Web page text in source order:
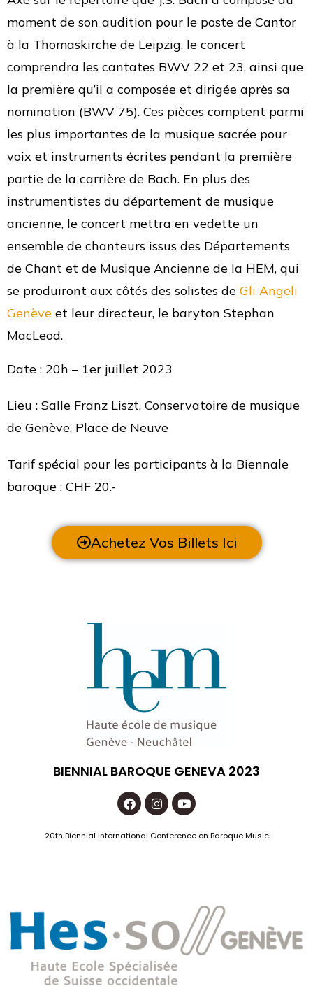
moment de son audition pour le poste de Cantor
à la Thomaskirche de Leipzig, le concert
comprendra les cantates BWV 22 et 23, ainsi que
la première qu’il a composée et dirigée après sa
nomination (BWV 75). Ces pièces comptent parmi
les plus importantes de la musique sacrée pour
voix et instruments écrites pendant la première
partie de la carrière de Bach. En plus des
instrumentistes du département de musique
ancienne, le concert mettra en vedette un
ensemble de chanteurs issus des Départements
de Chant et de Musique Ancienne de la HEM, qui
se produiront aux côtés des solistes de Gli Angeli
Genève et leur directeur, le baryton Stephan
MacLeod.
Date : 20h – 1er juillet 2023
Lieu : Salle Franz Liszt, Conservatoire de musique
de Genève, Place de Neuve
Tarif spécial pour les participants à la Biennale
baroque : CHF 20.-
Achetez Vos Billets Ici
BIENNIAL BAROQUE GENEVA 2023
20th Biennial International Conference on Baroque Music